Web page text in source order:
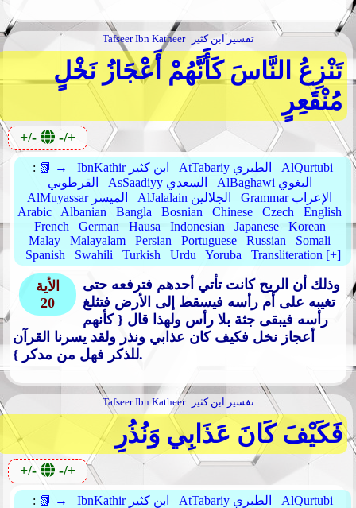
Tafseer Ibn Katheer تفسير ابن كثير
تَنْزِعُ النَّاسَ كَأَنَّهُمْ أَعْجَازُ نَخْلٍ
مُنْقَعِرٍ
+/- -/+
: 📗 → IbnKathir ابن كثير AtTabariy الطبري
AlQurtubi
القرطوبي
AsSaadiyy السعدي
AlBaghawi البغوي
AlMuyassar الميسر
AlJalalain الجلالين
Grammar الإعراب
Arabic
Albanian Bangla Bosnian Chinese Czech
English
French
German Hausa Indonesian Japanese
Korean
Malay
Malayalam Persian Portuguese Russian
Somali
Spanish
Swahili Turkish Urdu Yoruba Transliteration [+]
الأية
20
وذلك أن الريح كانت تأتي أحدهم فترفعه حتى
تغيبه على أم رأسه فيسقط إلى الأرض فتثلغ
رأسه فيبقى جثة بلا رأس ولهذا قال { كأنهم
أعجاز نخل فكيف كان عذابي ونذر ولقد يسرنا القرآن
للذكر فهل من مدكر }.
Tafseer Ibn Katheer تفسير ابن كثير
فَكَيْفَ كَانَ عَذَابِي وَنُذُرِ
+/- -/+
: 📗 → IbnKathir ابن كثير AtTabariy الطبري
AlQurtubi